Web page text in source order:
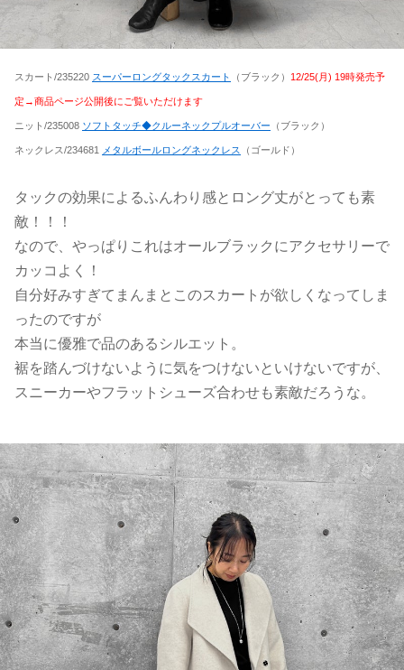
スカート/235220 スーパーロングタックスカート （ブラック） 12/25(月) 19時発売予
定→商品ページ公開後にご覧いただけます
ニット/235008 ソフトタッチ◆クルーネックプルオーバー （ブラック）
ネックレス/234681 メタルボールロングネックレス （ゴールド）
タックの効果によるふんわり感とロング丈がとっても素
敵！！！
なので、やっぱりこれはオールブラックにアクセサリーで
カッコよく！
自分好みすぎてまんまとこのスカートが欲しくなってしま
ったのですが
本当に優雅で品のあるシルエット。
裾を踏んづけないように気をつけないといけないですが、
スニーカーやフラットシューズ合わせも素敵だろうな。